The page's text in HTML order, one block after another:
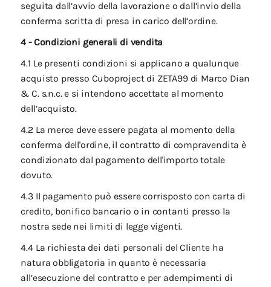
seguita dall’avvio della lavorazione o dall’invio della
conferma scritta di presa in carico dell’ordine.
4 - Condizioni generali di vendita
4.1 Le presenti condizioni si applicano a qualunque
acquisto presso Cuboproject di ZETA99 di Marco Dian
& C. s.n.c. e si intendono accettate al momento
dell’acquisto.
4.2 La merce deve essere pagata al momento della
conferma dell'ordine, il contratto di compravendita è
condizionato dal pagamento dell'importo totale
dovuto.
4.3 Il pagamento può essere corrisposto con carta di
credito, bonifico bancario o in contanti presso la
nostra sede nei limiti di legge vigenti.
4.4 La richiesta dei dati personali del Cliente ha
natura obbligatoria in quanto è necessaria
all’esecuzione del contratto e per adempimenti di